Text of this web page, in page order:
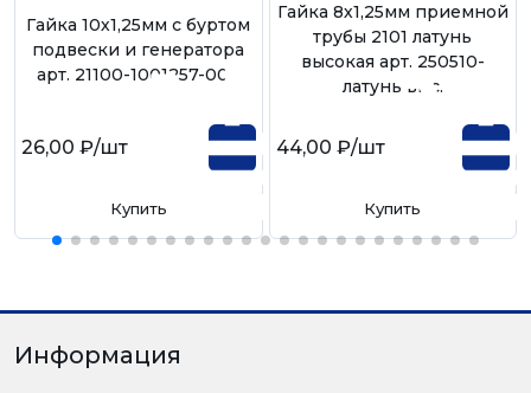
Гайка 10х1,25мм с буртом
подвески и генератора
арт. 21100-1001257-008
26,00 ₽/шт
Купить
Гайка 8х1,25мм приемной
трубы 2101 латунь
высокая арт. 250510-
латунь выс.
44,00 ₽/шт
Купить
Информация